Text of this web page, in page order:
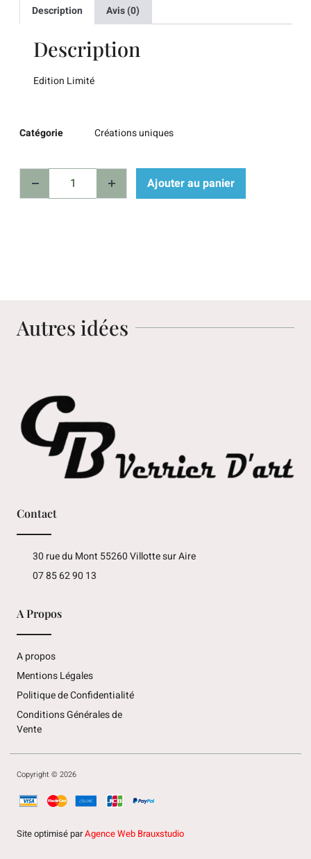
Description Avis (0)
Description
Edition Limité
Catégorie Créations uniques
Ajouter au panier
Autres idées
Contact
30 rue du Mont 55260 Villotte sur Aire
07 85 62 90 13
A Propos
A propos
Mentions Légales
Politique de Confidentialité
Conditions Générales de
Vente
Copyright © 2026
Site optimisé parAgence Web Brauxstudio